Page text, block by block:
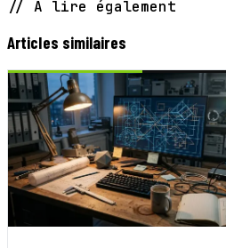
// À lire également
Articles similaires